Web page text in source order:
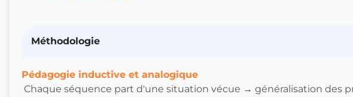
Méthodologie
Pédagogie inductive et analogique
Chaque séquence part d'une situation vécue → généralisation des